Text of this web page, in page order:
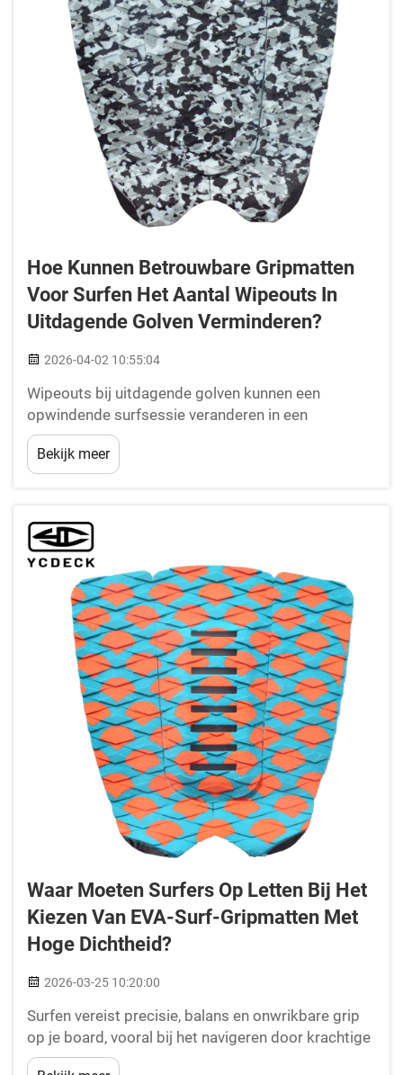
Hoe Kunnen Betrouwbare Gripmatten
Voor Surfen Het Aantal Wipeouts In
Uitdagende Golven Verminderen?
2026-04-02 10:55:04
Wipeouts bij uitdagende golven kunnen een
opwindende surfsessie veranderen in een
frustrerende of gevaarlijke ervaring, vaak als gevolg
van onjuiste voetplaatsing en ontoereikende
controle over het board. Wanneer golven kritieke
uitoefenen,...
Bekijk meer
Waar Moeten Surfers Op Letten Bij Het
Kiezen Van EVA-Surf-Gripmatten Met
Hoge Dichtheid?
2026-03-25 10:20:00
Surfen vereist precisie, balans en onwrikbare grip
op je board, vooral bij het navigeren door krachtige
golven of het uitvoeren van cruciale manoeuvres.